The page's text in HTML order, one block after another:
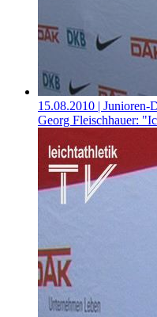
15.08.2010 |
Georg Fleischhauer: